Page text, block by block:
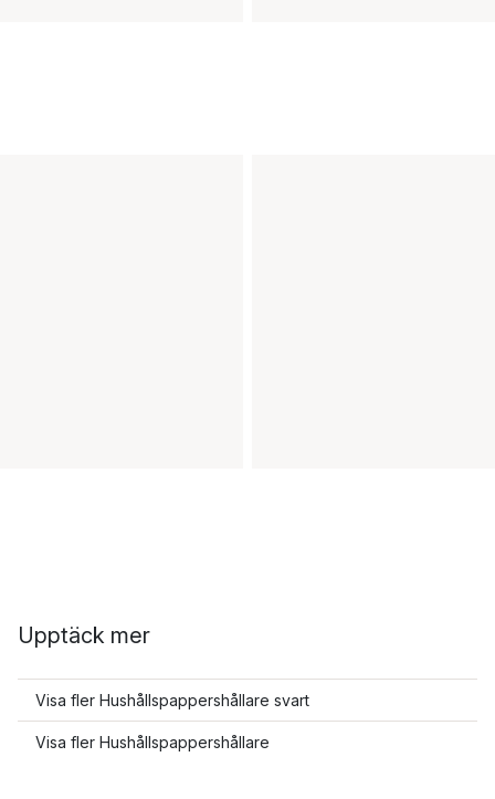
Upptäck mer
Visa fler Hushållspappershållare svart
Visa fler Hushållspappershållare